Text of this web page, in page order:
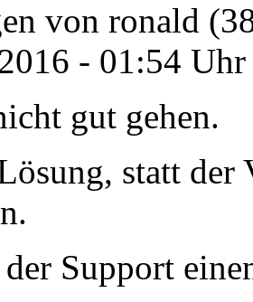
von ronald
- 01:54 Uhr
gut gehen.
statt
Support